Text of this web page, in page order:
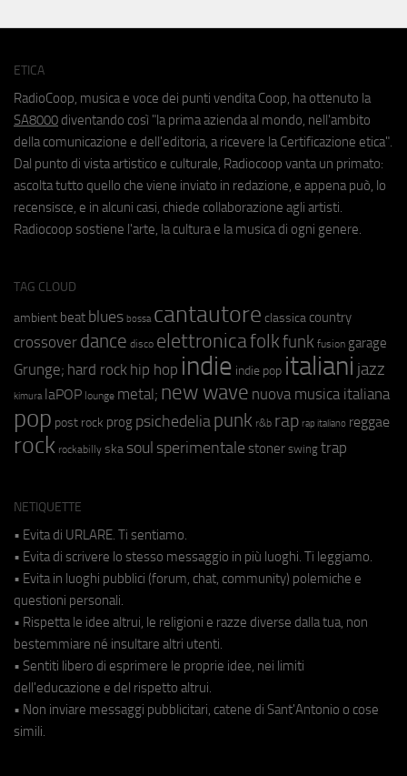
ETICA
RadioCoop, musica e voce dei punti vendita Coop, ha ottenuto la
SA8000 diventando così "la prima azienda al mondo, nell'ambito
della comunicazione e dell'editoria, a ricevere la Certificazione etica".
Dal punto di vista artistico e culturale, Radiocoop vanta un primato:
ascolta tutto quello che viene inviato in redazione, e appena può, lo
recensisce, e in alcuni casi, chiede collaborazione agli artisti.
Radiocoop sostiene l'arte, la cultura e la musica di ogni genere.
TAG CLOUD
ambient beat blues bossa cantautore classica country
crossover dance disco elettronicafolkfunk fusion garage
Grunge; hard rock hip hop indie indie pop italiani jazz
kimura laPOP lounge metal; new wave nuova musica italiana
pop post rock prog psichedeliapunk r&b rap rap italiano reggae
rock rockabilly ska soul sperimentale stoner swing trap
NETIQUETTE
• Evita di URLARE. Ti sentiamo.
• Evita di scrivere lo stesso messaggio in più luoghi. Ti leggiamo.
• Evita in luoghi pubblici (forum, chat, community) polemiche e
questioni personali.
• Rispetta le idee altrui, le religioni e razze diverse dalla tua, non
bestemmiare né insultare altri utenti.
• Sentiti libero di esprimere le proprie idee, nei limiti
dell'educazione e del rispetto altrui.
• Non inviare messaggi pubblicitari, catene di Sant'Antonio o cose
simili.